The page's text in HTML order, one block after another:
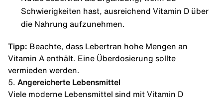
Schwierigkeiten hast, ausreichend Vitamin D über
die Nahrung aufzunehmen.
Tipp: Beachte, dass Lebertran hohe Mengen an
Vitamin A enthält. Eine Überdosierung sollte
vermieden werden.
5. Angereicherte Lebensmittel
Viele moderne Lebensmittel sind mit Vitamin D